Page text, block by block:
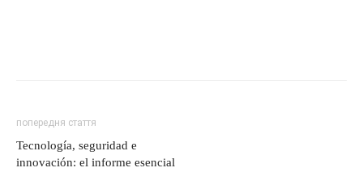
попередня стаття
Tecnología, seguridad e
innovación: el informe esencial